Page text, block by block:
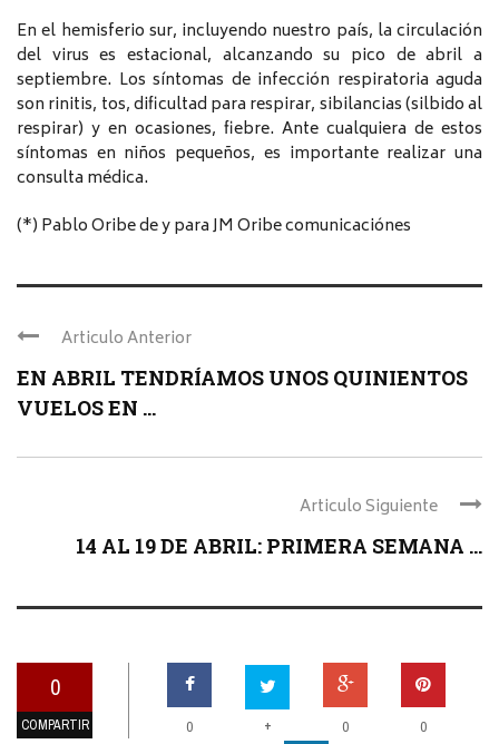
En el hemisferio sur, incluyendo nuestro país, la circulación
del virus es estacional, alcanzando su pico de abril a
septiembre. Los síntomas de infección respiratoria aguda
son rinitis, tos, dificultad para respirar, sibilancias (silbido al
respirar) y en ocasiones, fiebre. Ante cualquiera de estos
síntomas en niños pequeños, es importante realizar una
consulta médica.
(*) Pablo Oribe de y para JM Oribe comunicaciónes
Articulo Anterior
EN ABRIL TENDRÍAMOS UNOS QUINIENTOS
VUELOS EN ...
Articulo Siguiente
14 AL 19 DE ABRIL: PRIMERA SEMANA ...
0
COMPARTIR 0 + 0 0